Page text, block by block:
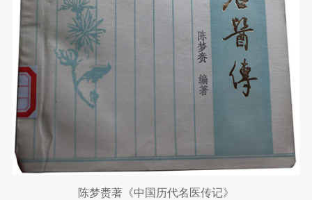
陈梦赉著《中国历代名医传记》